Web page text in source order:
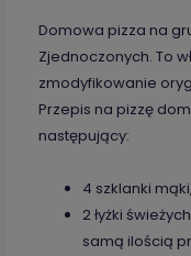
Domowa pizza na
Zjednoczonych. To
zmodyfikowanie
Przepis na pizzę
następujący:
4 szklanki mąki,
2 łyżki
samą ilością